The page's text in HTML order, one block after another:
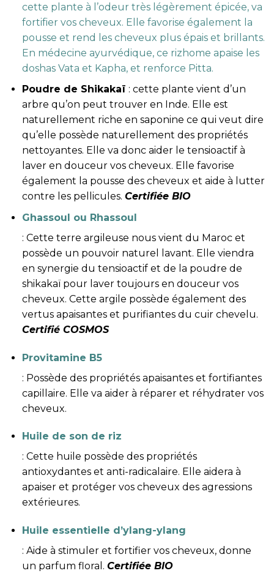
cette plante à l’odeur très légèrement épicée, va
fortifier vos cheveux. Elle favorise également la
pousse et rend les cheveux plus épais et brillants.
En médecine ayurvédique, ce rizhome apaise les
doshas Vata et Kapha, et renforce Pitta.
Poudre de Shikakaï : cette plante vient d’un
arbre qu’on peut trouver en Inde. Elle est
naturellement riche en saponine ce qui veut dire
qu’elle possède naturellement des propriétés
nettoyantes. Elle va donc aider le tensioactif à
laver en douceur vos cheveux. Elle favorise
également la pousse des cheveux et aide à lutter
contre les pellicules. Certifiée BIO
Ghassoul ou Rhassoul
: Cette terre argileuse nous vient du Maroc et
possède un pouvoir naturel lavant. Elle viendra
en synergie du tensioactif et de la poudre de
shikakaï pour laver toujours en douceur vos
cheveux. Cette argile possède également des
vertus apaisantes et purifiantes du cuir chevelu.
Certifié COSMOS
Provitamine B5
: Possède des propriétés apaisantes et fortifiantes
capillaire. Elle va aider à réparer et réhydrater vos
cheveux.
Huile de son de riz
: Cette huile possède des propriétés
antioxydantes et anti-radicalaire. Elle aidera à
apaiser et protéger vos cheveux des agressions
extérieures.
Huile essentielle d’ylang-ylang
: Aide à stimuler et fortifier vos cheveux, donne
un parfum floral. Certifiée BIO